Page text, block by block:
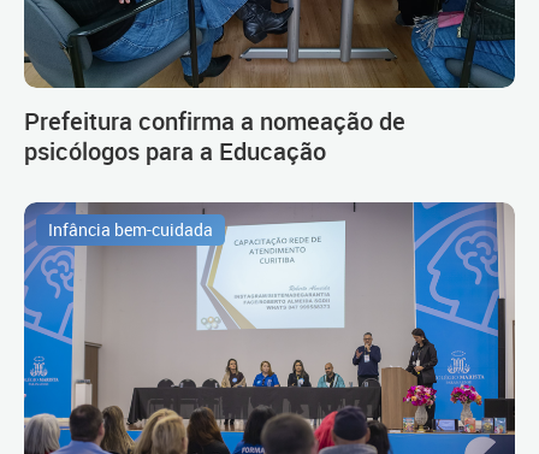
Prefeitura confirma a nomeação de
psicólogos para a Educação
Infância bem-cuidada